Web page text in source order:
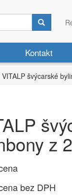
Kontakt
VITALP švýcarské
z
bez DPH